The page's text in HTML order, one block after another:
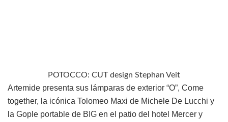
POTOCCO: CUT design Stephan Veit
Artemide presenta sus lámparas de exterior “O”, Come
together, la icónica Tolomeo Maxi de Michele De Lucchi y
la Gople portable de BIG en el patio del hotel Mercer y